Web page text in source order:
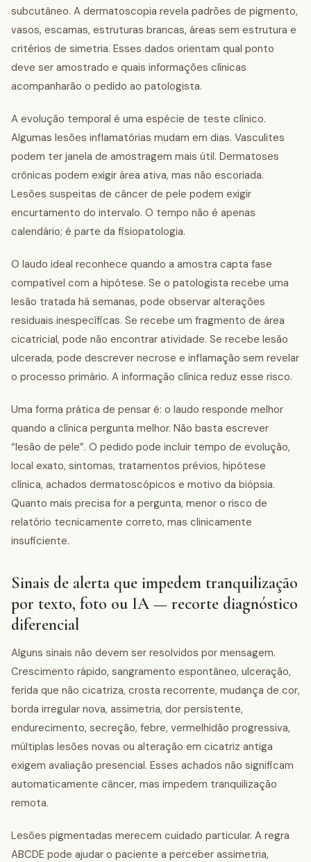
subcutâneo. A dermatoscopia revela padrões de pigmento,
vasos, escamas, estruturas brancas, áreas sem estrutura e
critérios de simetria. Esses dados orientam qual ponto
deve ser amostrado e quais informações clínicas
acompanharão o pedido ao patologista.
A evolução temporal é uma espécie de teste clínico.
Algumas lesões inflamatórias mudam em dias. Vasculites
podem ter janela de amostragem mais útil. Dermatoses
crônicas podem exigir área ativa, mas não escoriada.
Lesões suspeitas de câncer de pele podem exigir
encurtamento do intervalo. O tempo não é apenas
calendário; é parte da fisiopatologia.
O laudo ideal reconhece quando a amostra capta fase
compatível com a hipótese. Se o patologista recebe uma
lesão tratada há semanas, pode observar alterações
residuais inespecíficas. Se recebe um fragmento de área
cicatricial, pode não encontrar atividade. Se recebe lesão
ulcerada, pode descrever necrose e inflamação sem revelar
o processo primário. A informação clínica reduz esse risco.
Uma forma prática de pensar é: o laudo responde melhor
quando a clínica pergunta melhor. Não basta escrever
“lesão de pele”. O pedido pode incluir tempo de evolução,
local exato, sintomas, tratamentos prévios, hipótese
clínica, achados dermatoscópicos e motivo da biópsia.
Quanto mais precisa for a pergunta, menor o risco de
relatório tecnicamente correto, mas clinicamente
insuficiente.
Sinais de alerta que impedem tranquilização
por texto, foto ou IA — recorte diagnóstico
diferencial
Alguns sinais não devem ser resolvidos por mensagem.
Crescimento rápido, sangramento espontâneo, ulceração,
ferida que não cicatriza, crosta recorrente, mudança de cor,
borda irregular nova, assimetria, dor persistente,
endurecimento, secreção, febre, vermelhidão progressiva,
múltiplas lesões novas ou alteração em cicatriz antiga
exigem avaliação presencial. Esses achados não significam
automaticamente câncer, mas impedem tranquilização
remota.
Lesões pigmentadas merecem cuidado particular. A regra
ABCDE pode ajudar o paciente a perceber assimetria,